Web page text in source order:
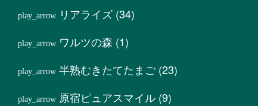
リアライズ (34)
ワルツの森 (1)
半熟むきたてたまご (23)
原宿ピュアスマイル (9)